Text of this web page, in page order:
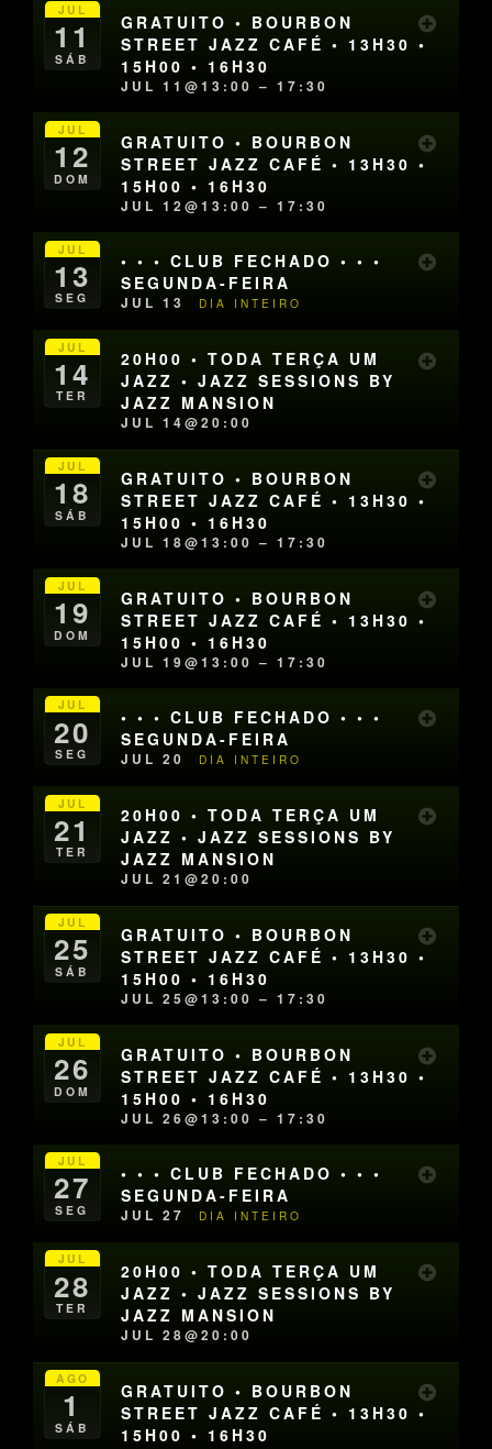
JUL
11
SÁB
GRATUITO • BOURBON
STREET JAZZ CAFÉ • 13H30 •
15H00 • 16H30
JUL 11@13:00 – 17:30
JUL
12
DOM
GRATUITO • BOURBON
STREET JAZZ CAFÉ • 13H30 •
15H00 • 16H30
JUL 12@13:00 – 17:30
JUL
13
SEG
• • • CLUB FECHADO • • •
SEGUNDA-FEIRA
JUL 13 DIA INTEIRO
JUL
14
TER
20H00 • TODA TERÇA UM
JAZZ • JAZZ SESSIONS BY
JAZZ MANSION
JUL 14@20:00
JUL
18
SÁB
GRATUITO • BOURBON
STREET JAZZ CAFÉ • 13H30 •
15H00 • 16H30
JUL 18@13:00 – 17:30
JUL
19
DOM
GRATUITO • BOURBON
STREET JAZZ CAFÉ • 13H30 •
15H00 • 16H30
JUL 19@13:00 – 17:30
JUL
20
SEG
• • • CLUB FECHADO • • •
SEGUNDA-FEIRA
JUL 20 DIA INTEIRO
JUL
21
TER
20H00 • TODA TERÇA UM
JAZZ • JAZZ SESSIONS BY
JAZZ MANSION
JUL 21@20:00
JUL
25
SÁB
GRATUITO • BOURBON
STREET JAZZ CAFÉ • 13H30 •
15H00 • 16H30
JUL 25@13:00 – 17:30
JUL
26
DOM
GRATUITO • BOURBON
STREET JAZZ CAFÉ • 13H30 •
15H00 • 16H30
JUL 26@13:00 – 17:30
JUL
27
SEG
• • • CLUB FECHADO • • •
SEGUNDA-FEIRA
JUL 27 DIA INTEIRO
JUL
28
TER
20H00 • TODA TERÇA UM
JAZZ • JAZZ SESSIONS BY
JAZZ MANSION
JUL 28@20:00
AGO
1
SÁB
GRATUITO • BOURBON
STREET JAZZ CAFÉ • 13H30 •
15H00 • 16H30